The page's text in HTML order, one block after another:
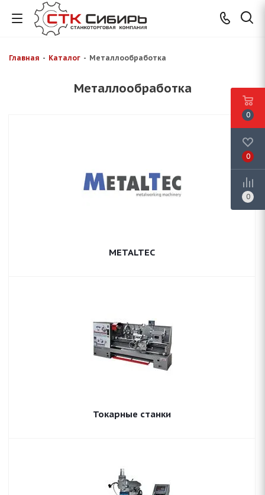
Главная - Каталог - Металлообработка
Металлообработка
METALTEC
Токарные станки
0
0
0